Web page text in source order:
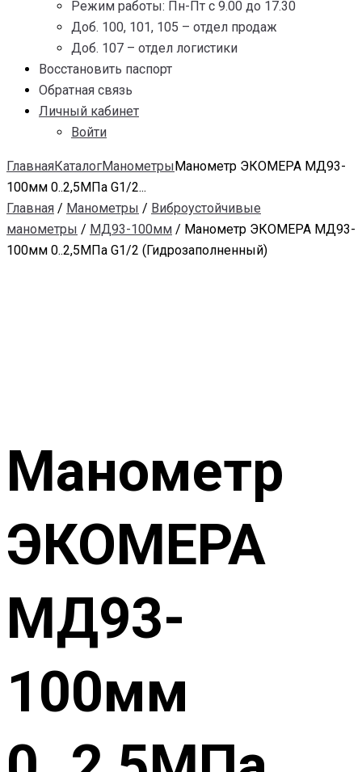
Режим работы: Пн-Пт с 9.00 до 17.30
Доб. 100, 101, 105 – отдел продаж
Доб. 107 – отдел логистики
Восстановить паспорт
Обратная связь
Личный кабинет
Войти
ГлавнаяКаталогМанометрыМанометр ЭКОМЕРА МД93-
100мм 0..2,5МПа G1/2...
Главная / Манометры / Виброустойчивые
манометры / МД93-100мм / Манометр ЭКОМЕРА МД93-
100мм 0..2,5МПа G1/2 (Гидрозаполненный)
Манометр
ЭКОМЕРА
МД93-
100мм